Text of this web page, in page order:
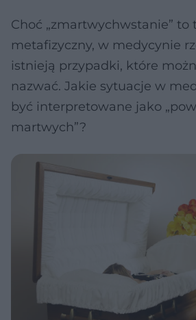
Choć „zmartwychwstanie”
metafizyczny, w medycynie
istnieją przypadki, które
nazwać. Jakie sytuacje w
być interpretowane jako
martwych”?